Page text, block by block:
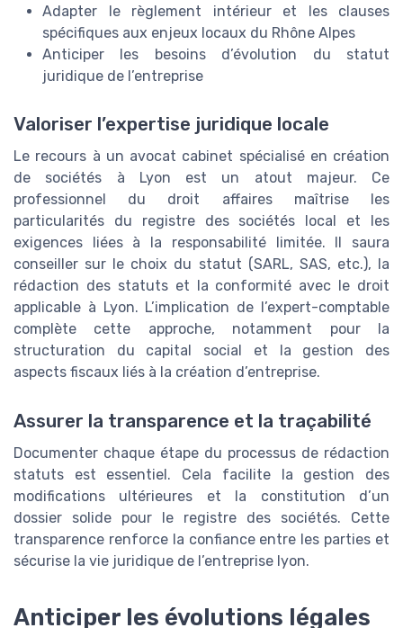
Adapter le règlement intérieur et les clauses
spécifiques aux enjeux locaux du Rhône Alpes
Anticiper les besoins d’évolution du statut
juridique de l’entreprise
Valoriser l’expertise juridique locale
Le recours à un avocat cabinet spécialisé en création
de sociétés à Lyon est un atout majeur. Ce
professionnel du droit affaires maîtrise les
particularités du registre des sociétés local et les
exigences liées à la responsabilité limitée. Il saura
conseiller sur le choix du statut (SARL, SAS, etc.), la
rédaction des statuts et la conformité avec le droit
applicable à Lyon. L’implication de l’expert-comptable
complète cette approche, notamment pour la
structuration du capital social et la gestion des
aspects fiscaux liés à la création d’entreprise.
Assurer la transparence et la traçabilité
Documenter chaque étape du processus de rédaction
statuts est essentiel. Cela facilite la gestion des
modifications ultérieures et la constitution d’un
dossier solide pour le registre des sociétés. Cette
transparence renforce la confiance entre les parties et
sécurise la vie juridique de l’entreprise lyon.
Anticiper les évolutions légales